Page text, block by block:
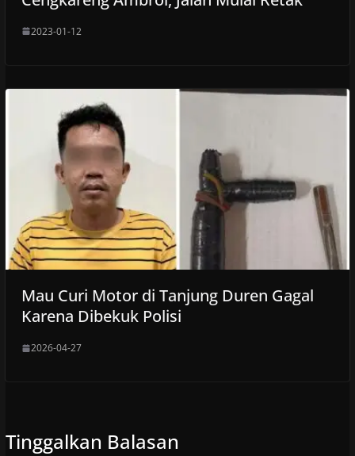
2023-01-12
Mau Curi Motor di Tanjung Duren Gagal
Karena Dibekuk Polisi
2026-04-27
Tinggalkan Balasan